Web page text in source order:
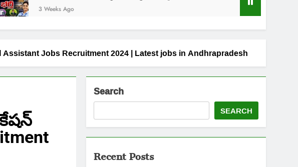
Ago
Assistant Jobs Recruitment 2024 | Latest jobs in Andhrapradesh
Search
SEARCH
Recent Posts